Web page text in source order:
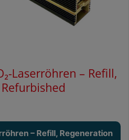
Laserröhren – Refill,
– Refill, Regeneration